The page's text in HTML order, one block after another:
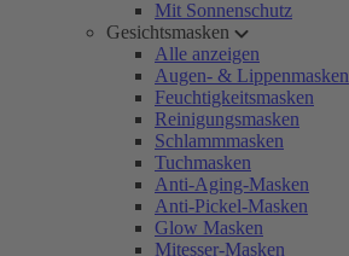
Mit Sonnenschutz
Gesichtsmasken
Alle anzeigen
Augen- & Lippenmasken
Feuchtigkeitsmasken
Reinigungsmasken
Schlammmasken
Tuchmasken
Anti-Aging-Masken
Anti-Pickel-Masken
Glow Masken
Mitesser-Masken